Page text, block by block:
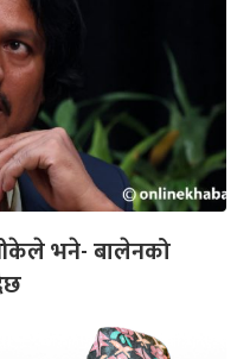
भने- बालेनको